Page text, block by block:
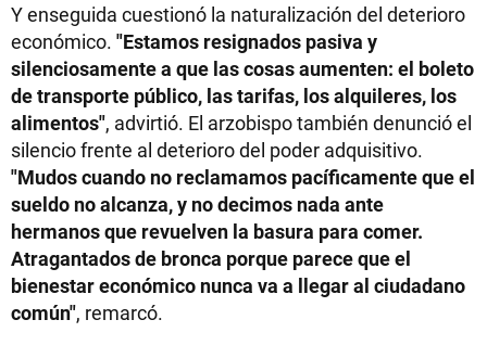
Y enseguida cuestionó la naturalización del deterioro
económico. "Estamos resignados pasiva y
silenciosamente a que las cosas aumenten: el boleto
de transporte público, las tarifas, los alquileres, los
alimentos", advirtió. El arzobispo también denunció el
silencio frente al deterioro del poder adquisitivo.
"Mudos cuando no reclamamos pacíficamente que el
sueldo no alcanza, y no decimos nada ante
hermanos que revuelven la basura para comer.
Atragantados de bronca porque parece que el
bienestar económico nunca va a llegar al ciudadano
común", remarcó.